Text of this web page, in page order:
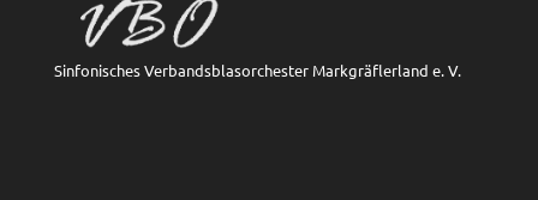
Sinfonisches Verbandsblasorchester Markgräflerland e. V.